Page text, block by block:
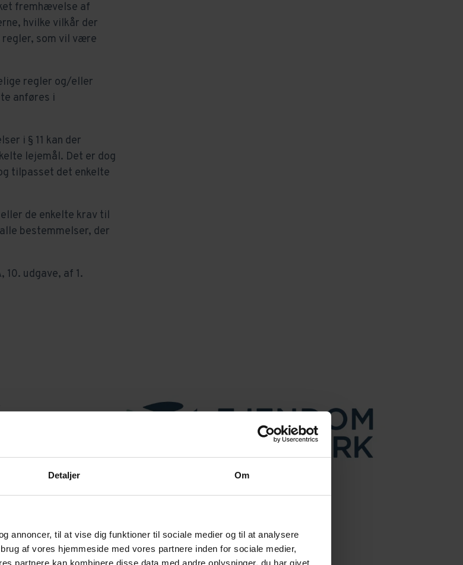
Detaljer Om
annoncer, til at vise dig funktioner til sociale medier og til at analysere
af vores hjemmeside med vores partnere inden for sociale medier,
partnere kan kombinere disse data med andre oplysninger, du har givet
fremhævelse af
hvilke vilkår der
som vil være
regler og/eller
anføres i
i § 11 kan der
lejemål. Det er dog
tilpasset det enkelte
de enkelte krav til
bestemmelser, der
udgave, af 1.